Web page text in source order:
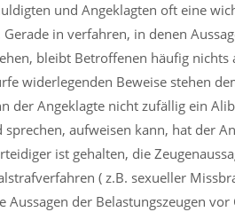
und Angeklagten oft eine
in verfahren, in denen
bleibt Betroffenen häufig
widerlegenden Beweise stehen
der Angeklagte nicht zufällig ein
aufweisen kann, hat der
ist gehalten, die
( z.B. sexueller
Aussagen der Belastungszeugen